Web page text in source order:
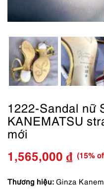
1222-Sandal nữ
KANEMATSU
mới
Giá
gốc
1,565,000 ₫
Giá
hiện
(15%
Thương hiệu: Ginza